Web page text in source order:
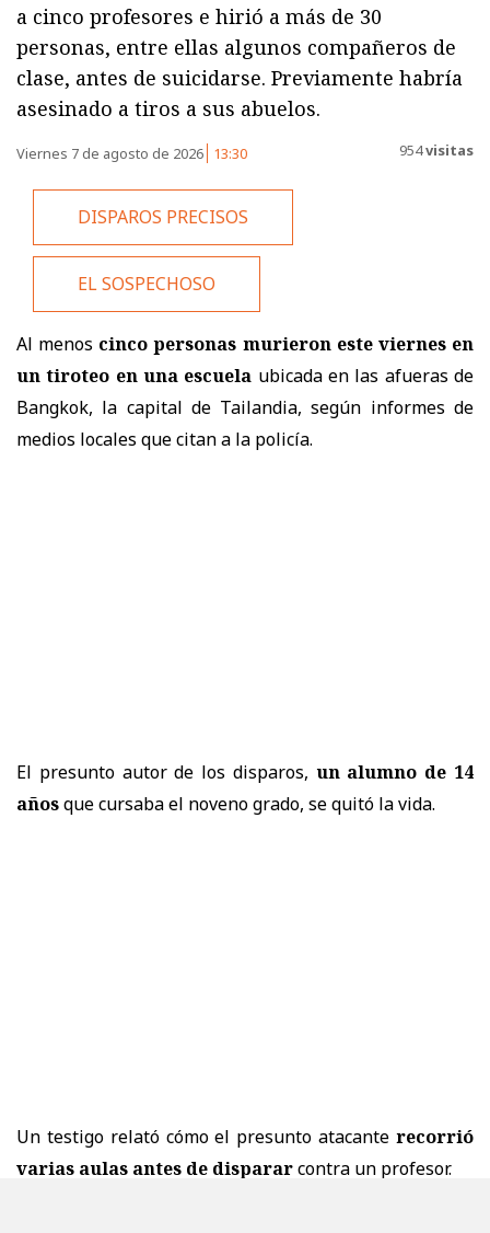
a cinco profesores e hirió a más de 30
personas, entre ellas algunos compañeros de
clase, antes de suicidarse. Previamente habría
asesinado a tiros a sus abuelos.
Viernes 7 de agosto de 2026 13:30 954visitas
DISPAROS PRECISOS
EL SOSPECHOSO
Al menos cinco personas murieron este viernes en
un tiroteo en una escuela ubicada en las afueras de
Bangkok, la capital de Tailandia, según informes de
medios locales que citan a la policía.
El presunto autor de los disparos, un alumno de 14
añosque cursaba el noveno grado, se quitó la vida.
Un testigo relató cómo el presunto atacante recorrió
varias aulas antes de dispararcontra un profesor.